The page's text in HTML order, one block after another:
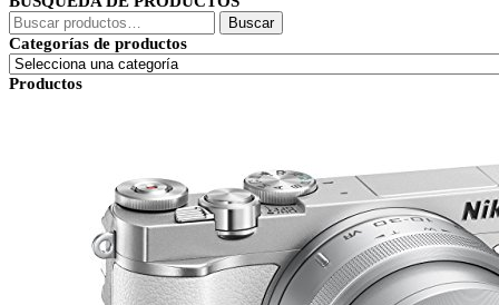
Buscar
por:
Buscar
Categorías de productos
Productos